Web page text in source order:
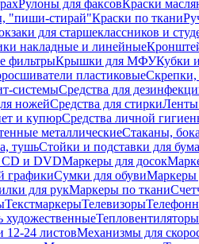
Рулоны для факсовКраски
"пиши-стирай"Краски по ткани
для старшеклассников и
накладные и линейные
фильтрыКрышки для МФУКубки
пластиковыеСкрепки,
системыСредства для
ножейСредства для стиркиЛенты
и купюрСредства личной
металлическиеСтаканы,
тушьСтойки и подставки для
и DVDМаркеры для досок
графикиСумки для обувиМаркеры
для рукМаркеры по ткани
ТекстмаркерыТелевизоры
художественные
12-24 листовМеханизмы для